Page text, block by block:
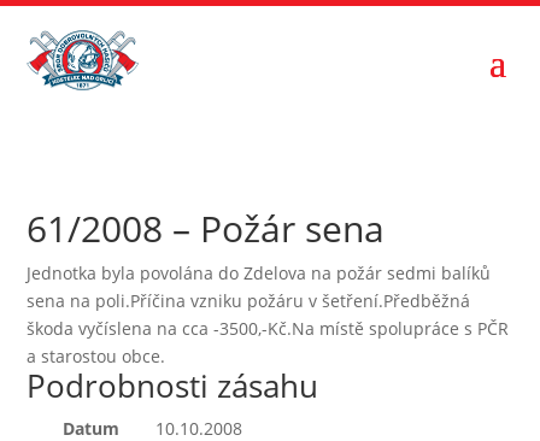
61/2008 – Požár sena
Jednotka byla povolána do Zdelova na požár sedmi balíků
sena na poli.Příčina vzniku požáru v šetření.Předběžná
škoda vyčíslena na cca -3500,-Kč.Na místě spolupráce s PČR
a starostou obce.
Podrobnosti zásahu
Datum
10.10.2008